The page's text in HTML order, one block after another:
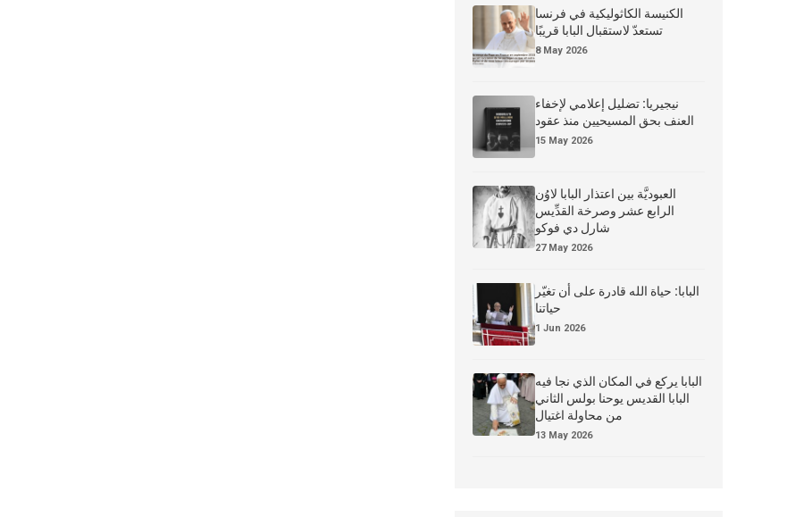
الكنيسة الكاثوليكية في فرنسا
تستعدّ لاستقبال البابا قريبًا
8 May 2026
نيجيريا: تضليل إعلامي لإخفاء
العنف بحق المسيحيين منذ عقود
15 May 2026
العبوديَّة بين اعتذار البابا لاوُن
الرابع عشر وصرخة القدِّيس
شارل دي فوكو
27 May 2026
البابا: حياة الله قادرة على أن تغيّر
حياتنا
1 Jun 2026
البابا يركع في المكان الذي نجا فيه
البابا القديس يوحنا بولس الثاني
من محاولة اغتيال
13 May 2026